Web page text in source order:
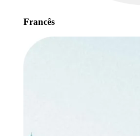
Francês